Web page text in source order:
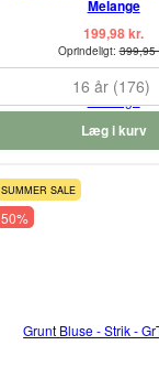
Melange
199,98 kr.
Oprindeligt:399,95
16 år (176)
Læg i kurv
SUMMER SALE
50%